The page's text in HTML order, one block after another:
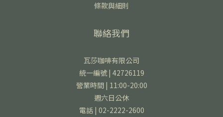
條款與細則
聯絡我們
瓦莎咖啡有限公司
統一編號 | 42726119
營業時間 | 11:00-20:00
週六日公休
電話 | 02-2222-2600